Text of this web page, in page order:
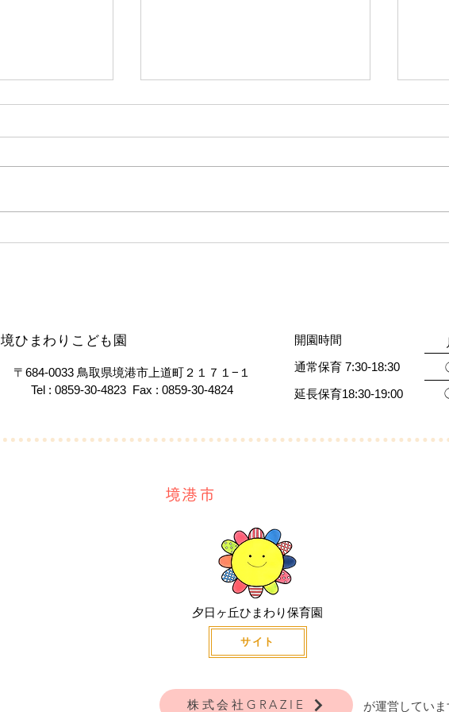
境ひまわりこども園
〒684-0033 鳥取県境港市上道町２１７１−１
Tel : 0859-30-4823 Fax : 0859-30-4824
​開園時間
通常保育 7:30-18:30
延長保育18:30-19:00
夕日ヶ丘ひまわり保育園
サイト
境港市
株式会社GRAZIE が運営していま